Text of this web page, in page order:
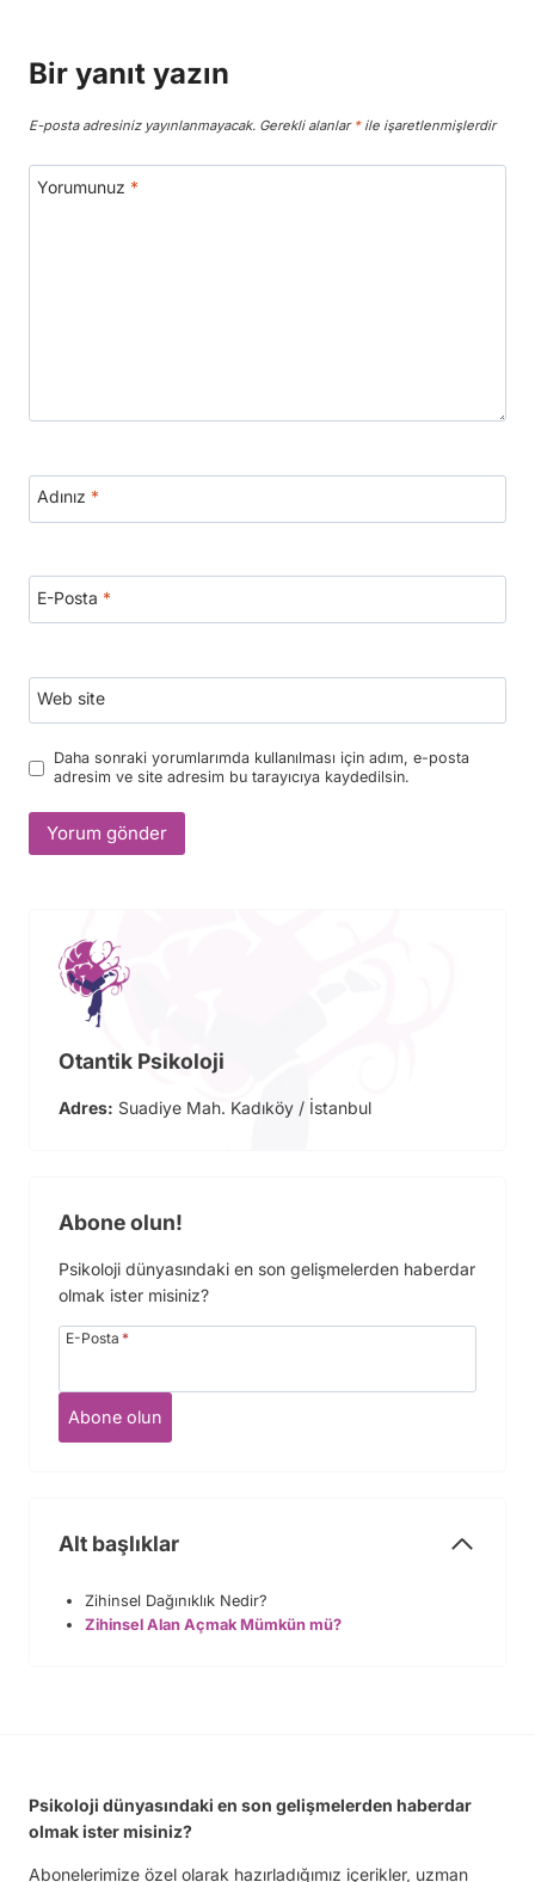
Bir yanıt yazın
E-posta adresiniz yayınlanmayacak. Gerekli alanlar *ile işaretlenmişlerdir
Yorumunuz *
Adınız *
E-Posta *
Web site
Daha sonraki yorumlarımda kullanılması için adım, e-posta
adresim ve site adresim bu tarayıcıya kaydedilsin.
Otantik Psikoloji
Adres: Suadiye Mah. Kadıköy / İstanbul
Abone olun!
Psikoloji dünyasındaki en son gelişmelerden haberdar
olmak ister misiniz?
E-Posta *
Abone olun
Alt başlıklar
Zihinsel Dağınıklık Nedir?
Zihinsel Alan Açmak Mümkün mü?
Psikoloji dünyasındaki en son gelişmelerden haberdar
olmak ister misiniz?
Abonelerimize özel olarak hazırladığımız içerikler, uzman